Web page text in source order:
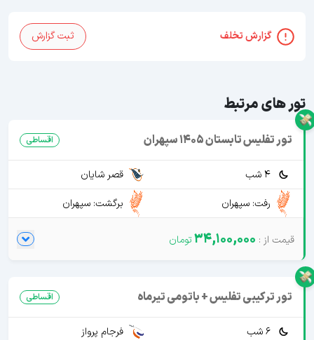
گزارش تخلف ثبت گزارش
تور های مرتبط
تور تفلیس تابستان 1405 سپهران اقساطی
4 شب
قصر شایان
رفت: سپهران
برگشت: سپهران
34,100,000
تور ترکیبی تفلیس + باتومی تیرماه اقساطی
6 شب
فرجام پرواز